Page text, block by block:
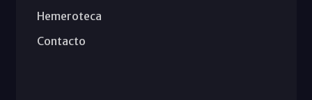
Hemeroteca
Contacto